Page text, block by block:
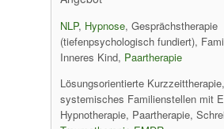
NLP, Hypnose, Gesprächstherapie
(tiefenpsychologisch fundiert),
Inneres Kind, Paartherapie
Lösungsorientierte Kurzzeittherapie,
systemisches Familienstellen mit
Hypnotherapie, Paartherapie,